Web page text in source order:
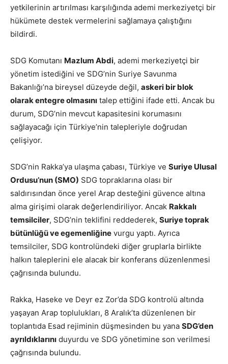
yetkilerinin artırılması karşılığında ademi merkeziyetçi bir
hükümete destek vermelerini sağlamaya çalıştığını
bildirdi.
SDG Komutanı Mazlum Abdi, ademi merkeziyetçi bir
yönetim istediğini ve SDG’nin Suriye Savunma
Bakanlığı’na bireysel düzeyde değil, askeri bir blok
olarak entegre olmasını talep ettiğini ifade etti. Ancak bu
durum, SDG’nin mevcut kapasitesini korumasını
sağlayacağı için Türkiye’nin talepleriyle doğrudan
çelişiyor.
SDG’nin Rakka’ya ulaşma çabası, Türkiye ve Suriye Ulusal
Ordusu’nun (SMO) SDG topraklarına olası bir
saldırısından önce yerel Arap desteğini güvence altına
alma girişimi olarak değerlendiriliyor. Ancak Rakkalı
temsilciler, SDG’nin teklifini reddederek, Suriye toprak
bütünlüğü ve egemenliğine vurgu yaptı. Ayrıca
temsilciler, SDG kontrolündeki diğer gruplarla birlikte
halkın taleplerini ele alacak bir konferans düzenlenmesi
çağrısında bulundu.
Rakka, Haseke ve Deyr ez Zor’da SDG kontrolü altında
yaşayan Arap toplulukları, 8 Aralık’ta düzenlenen bir
toplantıda Esad rejiminin düşmesinden bu yana SDG’den
ayrıldıklarını duyurdu ve SDG yönetimine son verilmesi
çağrısında bulundu.